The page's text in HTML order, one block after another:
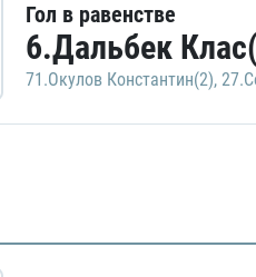
Гол в равенстве
6.Дальбек
71.Окулов Константин(2),